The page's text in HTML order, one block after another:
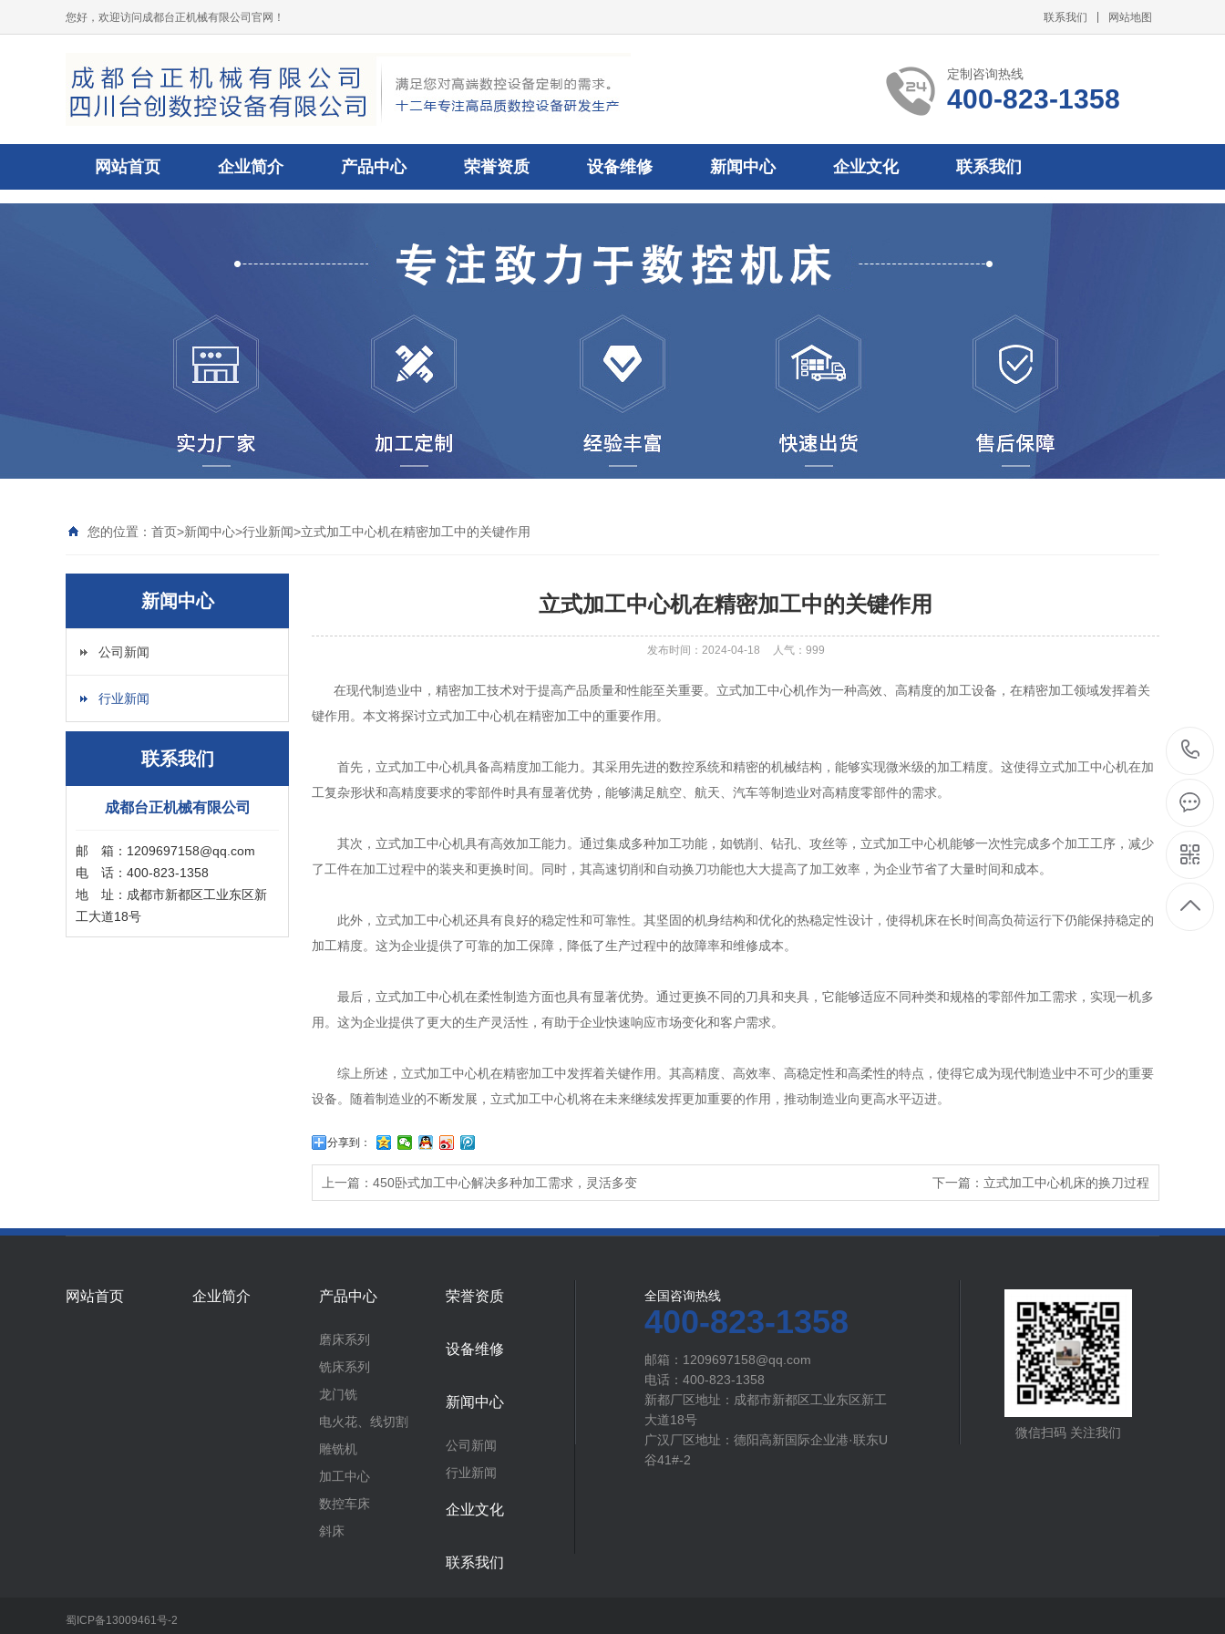
您好，欢迎访问成都台正机械有限公司官网！ 联系我们 网站地图
定制咨询热线
400-823-1358
网站首页 企业简介 产品中心 荣誉资质 设备维修 新闻中心 企业文化 联系我们
您的位置： 首页>新闻中心>行业新闻>立式加工中心机在精密加工中的关键作用
新闻中心
公司新闻
行业新闻
联系我们
成都台正机械有限公司
邮 箱：1209697158@qq.com
电 话：400-823-1358
地 址：成都市新都区工业东区新
工大道18号
立式加工中心机在精密加工中的关键作用
发布时间：2024-04-18 人气： 999
在现代制造业中，精密加工技术对于提高产品质量和性能至关重要。立式加工中心机作为一种高效、高精度的加工设备，在精密加工领域发挥着关
键作用。本文将探讨立式加工中心机在精密加工中的重要作用。
首先，立式加工中心机具备高精度加工能力。其采用先进的数控系统和精密的机械结构，能够实现微米级的加工精度。这使得立式加工中心机在加
工复杂形状和高精度要求的零部件时具有显著优势，能够满足航空、航天、汽车等制造业对高精度零部件的需求。
其次，立式加工中心机具有高效加工能力。通过集成多种加工功能，如铣削、钻孔、攻丝等，立式加工中心机能够一次性完成多个加工工序，减少
了工件在加工过程中的装夹和更换时间。同时，其高速切削和自动换刀功能也大大提高了加工效率，为企业节省了大量时间和成本。
此外，立式加工中心机还具有良好的稳定性和可靠性。其坚固的机身结构和优化的热稳定性设计，使得机床在长时间高负荷运行下仍能保持稳定的
加工精度。这为企业提供了可靠的加工保障，降低了生产过程中的故障率和维修成本。
最后，立式加工中心机在柔性制造方面也具有显著优势。通过更换不同的刀具和夹具，它能够适应不同种类和规格的零部件加工需求，实现一机多
用。这为企业提供了更大的生产灵活性，有助于企业快速响应市场变化和客户需求。
综上所述，立式加工中心机在精密加工中发挥着关键作用。其高精度、高效率、高稳定性和高柔性的特点，使得它成为现代制造业中不可少的重要
设备。随着制造业的不断发展，立式加工中心机将在未来继续发挥更加重要的作用，推动制造业向更高水平迈进。
分享到：
上一篇：450卧式加工中心解决多种加工需求，灵活多变 下一篇：立式加工中心机床的换刀过程
网站首页 企业简介 产品中心
磨床系列
铣床系列
龙门铣
电火花、线切割
雕铣机
加工中心
数控车床
斜床
荣誉资质
设备维修
新闻中心
公司新闻
行业新闻
企业文化
联系我们
全国咨询热线
400-823-1358
邮箱：1209697158@qq.com
电话：400-823-1358
新都厂区地址：成都市新都区工业东区新工
大道18号
广汉厂区地址：德阳高新国际企业港·联东U
谷41#-2
微信扫码 关注我们
蜀ICP备13009461号-2